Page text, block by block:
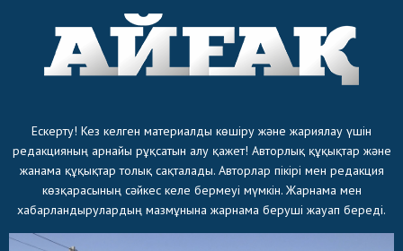
Ескерту! Кез келген материалды көшіру және жариялау үшін
редакцияның арнайы рұқсатын алу қажет! Авторлық құқықтар және
жанама құқықтар толық сақталады. Авторлар пікірі мен редакция
көзқарасының сәйкес келе бермеуі мүмкін. Жарнама мен
хабарландырулардың мазмұнына жарнама беруші жауап береді.